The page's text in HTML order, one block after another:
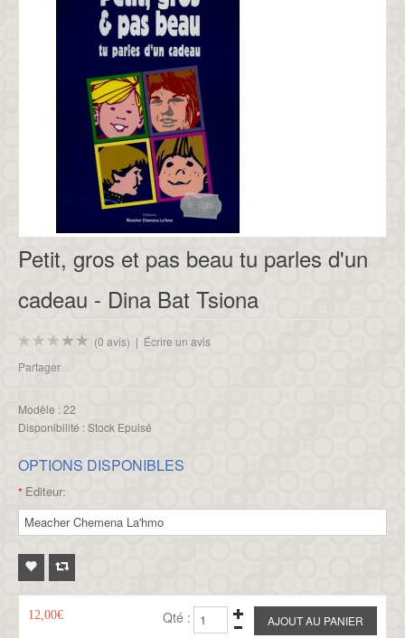
Petit, gros et pas beau tu parles d'un
cadeau - Dina Bat Tsiona
(0 avis) | Écrire un avis
Partager
Modèle :22
Disponibilité :Stock Epuisé
OPTIONS DISPONIBLES
* Editeur:
12,00€ Qté :